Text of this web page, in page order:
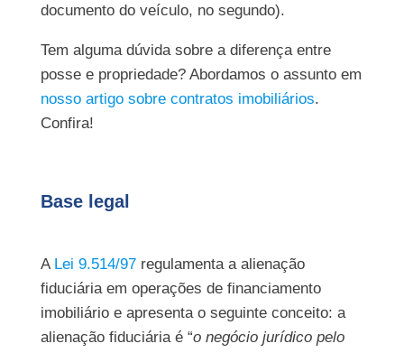
documento do veículo, no segundo).
Tem alguma dúvida sobre a diferença entre
posse e propriedade? Abordamos o assunto em
nosso artigo sobre contratos imobiliários.
Confira!
Base legal
A Lei 9.514/97regulamenta a alienação
fiduciária em operações de financiamento
imobiliário e apresenta o seguinte conceito: a
alienação fiduciária é “o negócio jurídico pelo